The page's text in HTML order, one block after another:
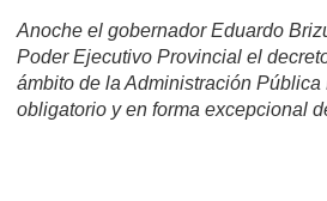
Anoche el gobernador Eduardo
Poder Ejecutivo Provincial el
ámbito de la Administración
obligatorio y en forma excepcional